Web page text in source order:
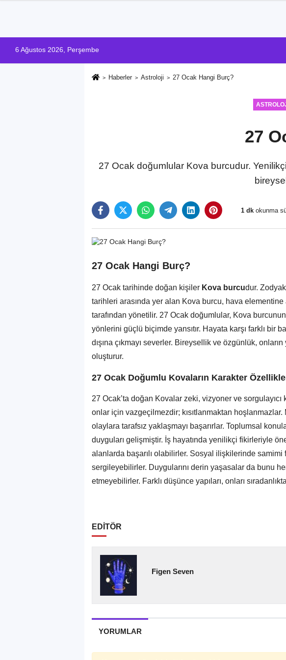
6 Ağustos 2026, Perşembe
Haberler Astroloji 27 Ocak Hangi Burç?
27
27 Ocak doğumlular Kova burcudur.
1 dk okunma
27 Ocak Hangi Burç?
27 Ocak tarihinde doğan kişiler Kova burcudur.
tarihleri arasında yer alan Kova burcu, hava
tarafından yönetilir. 27 Ocak doğumlular, Kova
yönlerini güçlü biçimde yansıtır. Hayata karşı farklı bir
dışına çıkmayı severler. Bireysellik ve özgünlük,
oluşturur.
27 Ocak Doğumlu Kovaların Karakter
27 Ocak’ta doğan Kovalar zeki, vizyoner ve
onlar için vazgeçilmezdir; kısıtlanmaktan hoşlanmazlar.
olaylara tarafsız yaklaşmayı başarırlar. Toplumsal
duyguları gelişmiştir. İş hayatında yenilikçi fikirleriyle
alanlarda başarılı olabilirler. Sosyal ilişkilerinde
sergileyebilirler. Duygularını derin yaşasalar da bunu
etmeyebilirler. Farklı düşünce yapıları, onları
EDİTÖR
Figen Seven
YORUMLAR